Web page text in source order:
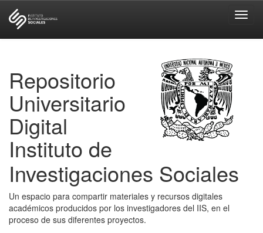
Repositorio
Universitario
Digital
Instituto de
Investigaciones Sociales
Un espacio para compartir materiales y recursos digitales
académicos producidos por los investigadores del IIS, en el
proceso de sus diferentes proyectos.